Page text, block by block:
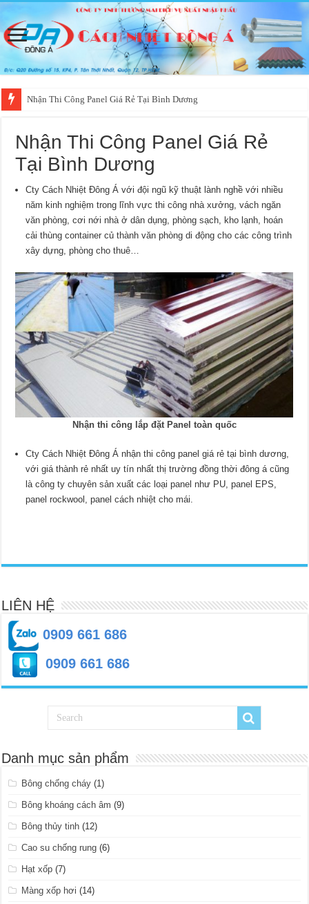
Nhận Thi Công Panel Giá Rẻ Tại Bình Dương
Nhận Thi Công Panel Giá Rẻ
Tại Bình Dương
Cty Cách Nhiệt Đông Á với đội ngũ kỹ thuật lành nghề với nhiều
năm kinh nghiệm trong lĩnh vực thi công nhà xưởng, vách ngăn
văn phòng, cơi nới nhà ở dân dụng, phòng sạch, kho lạnh, hoán
cải thùng container củ thành văn phòng di động cho các công trình
xây dựng, phòng cho thuê…
Nhận thi công lắp đặt Panel toàn quốc
Cty Cách Nhiệt Đông Á nhận thi công panel giá rẻ tại bình dương,
với giá thành rẻ nhất uy tín nhất thị trường đồng thời đông á cũng
là công ty chuyên sản xuất các loại panel như PU, panel EPS,
panel rockwool, panel cách nhiệt cho mái.
LIÊN HỆ
0909 661 686
0909 661 686
Danh mục sản phẩm
Bông chống cháy (1)
Bông khoáng cách âm (9)
Bông thủy tinh (12)
Cao su chống rung (6)
Hạt xốp (7)
Màng xốp hơi (14)